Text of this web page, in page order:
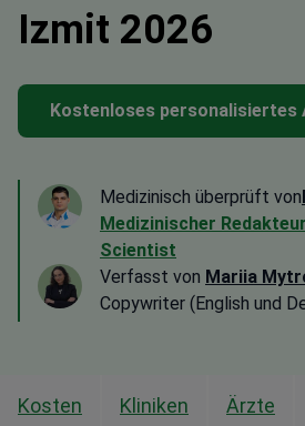
Izmit 2026
Kostenloses personalisiertes
Medizinisch überprüft von
Medizinischer
Scientist
Verfasst von Mariia
Copywriter (English und
Kosten Kliniken Ärzte